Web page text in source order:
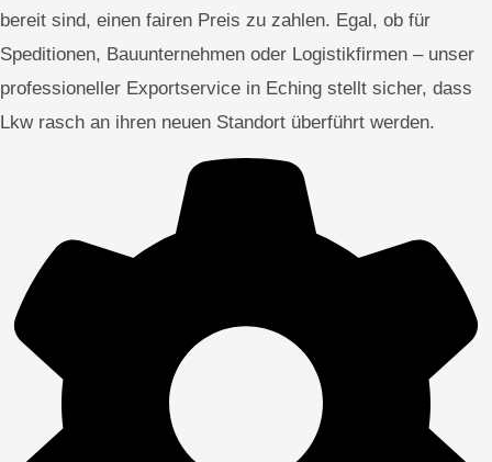
bereit sind, einen fairen Preis zu zahlen. Egal, ob für
Speditionen, Bauunternehmen oder Logistikfirmen – unser
professioneller Exportservice in Eching stellt sicher, dass
Lkw rasch an ihren neuen Standort überführt werden.